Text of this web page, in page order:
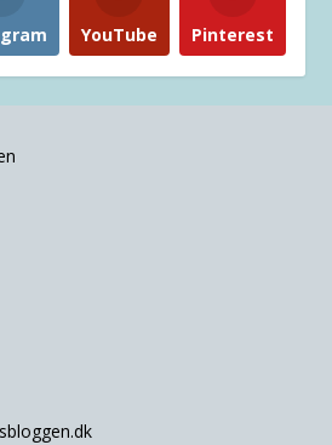
YouTube Pinterest